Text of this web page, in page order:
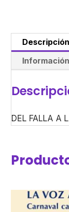
Descripción
DEL FALLA A